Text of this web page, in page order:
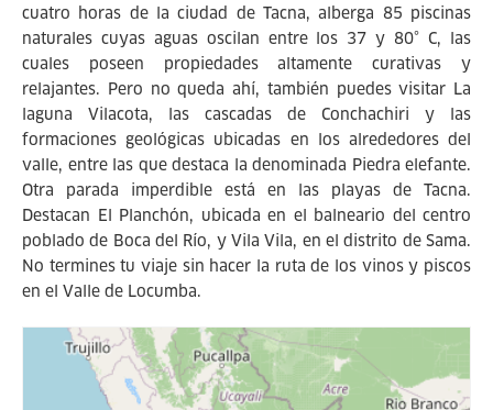
cuatro horas de la ciudad de Tacna, alberga 85 piscinas
naturales cuyas aguas oscilan entre los 37 y 80° C, las
cuales poseen propiedades altamente curativas y
relajantes. Pero no queda ahí, también puedes visitar La
laguna Vilacota, las cascadas de Conchachiri y las
formaciones geológicas ubicadas en los alrededores del
valle, entre las que destaca la denominada Piedra elefante.
Otra parada imperdible está en las playas de Tacna.
Destacan El Planchón, ubicada en el balneario del centro
poblado de Boca del Río, y Vila Vila, en el distrito de Sama.
No termines tu viaje sin hacer la ruta de los vinos y piscos
en el Valle de Locumba.